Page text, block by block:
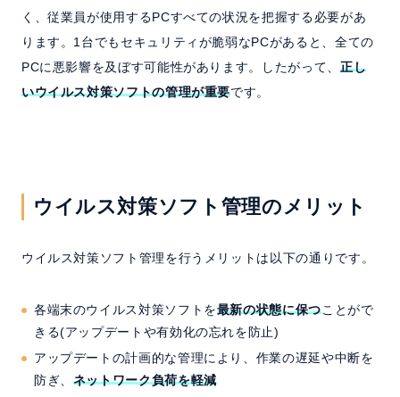
く、従業員が使用するPCすべての状況を把握する必要があ
ります。1台でもセキュリティが脆弱なPCがあると、全ての
PCに悪影響を及ぼす可能性があります。したがって、 正し
いウイルス対策ソフトの管理が重要です。
ウイルス対策ソフト管理のメリット
ウイルス対策ソフト管理を行うメリットは以下の通りです。
各端末のウイルス対策ソフトを最新の状態に保つことがで
きる(アップデートや有効化の忘れを防止)
アップデートの計画的な管理により、作業の遅延や中断を
防ぎ、 ネットワーク負荷を軽減